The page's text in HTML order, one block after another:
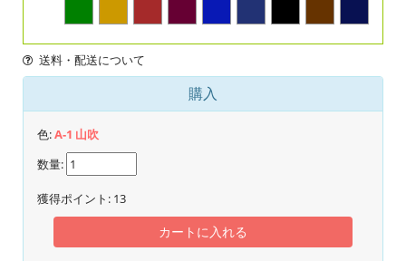
送料・配送について
購入
色:A-1 山吹
数量:
獲得ポイント: 13
カートに入れる